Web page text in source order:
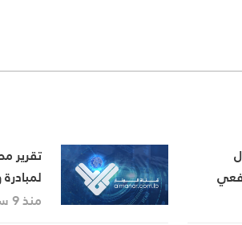
عدة من
تقرير
منذ 9 ساعات